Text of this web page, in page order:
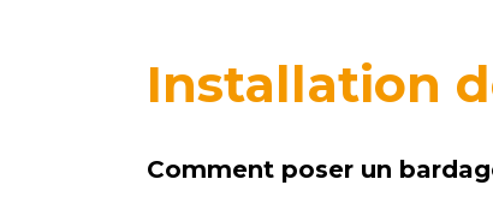
Installation
Comment poser un